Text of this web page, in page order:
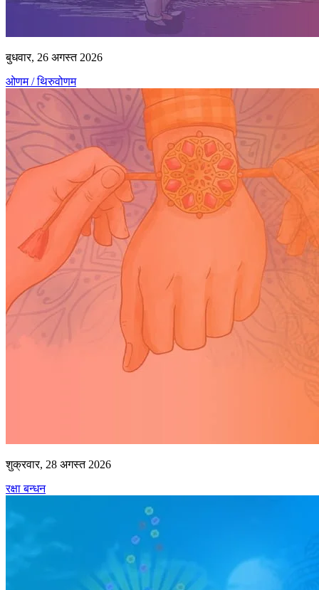
बुधवार, 26 अगस्त 2026
ओणम / थिरुवोणम
शुक्रवार, 28 अगस्त 2026
रक्षा बन्धन